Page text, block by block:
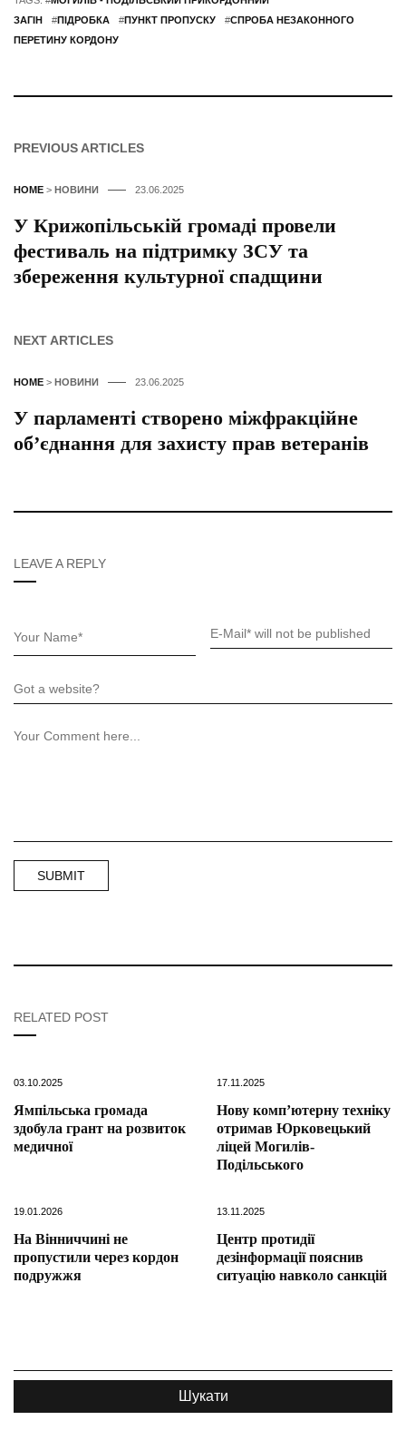
ЗАГІН
#ПІДРОБКА #ПУНКТ ПРОПУСКУ #СПРОБА НЕЗАКОННОГО
ПЕРЕТИНУ КОРДОНУ
PREVIOUS ARTICLES
HOME > НОВИНИ 23.06.2025
У Крижопільській громаді провели
фестиваль на підтримку ЗСУ та
збереження культурної спадщини
NEXT ARTICLES
HOME > НОВИНИ 23.06.2025
У парламенті створено міжфракційне
об’єднання для захисту прав ветеранів
LEAVE A REPLY
RELATED POST
03.10.2025
Ямпільська громада
здобула грант на розвиток
медичної
17.11.2025
Нову комп’ютерну техніку
отримав Юрковецький
ліцей Могилів-
Подільського
19.01.2026
На Вінниччині не
пропустили через кордон
подружжя
13.11.2025
Центр протидії
дезінформації пояснив
ситуацію навколо санкцій